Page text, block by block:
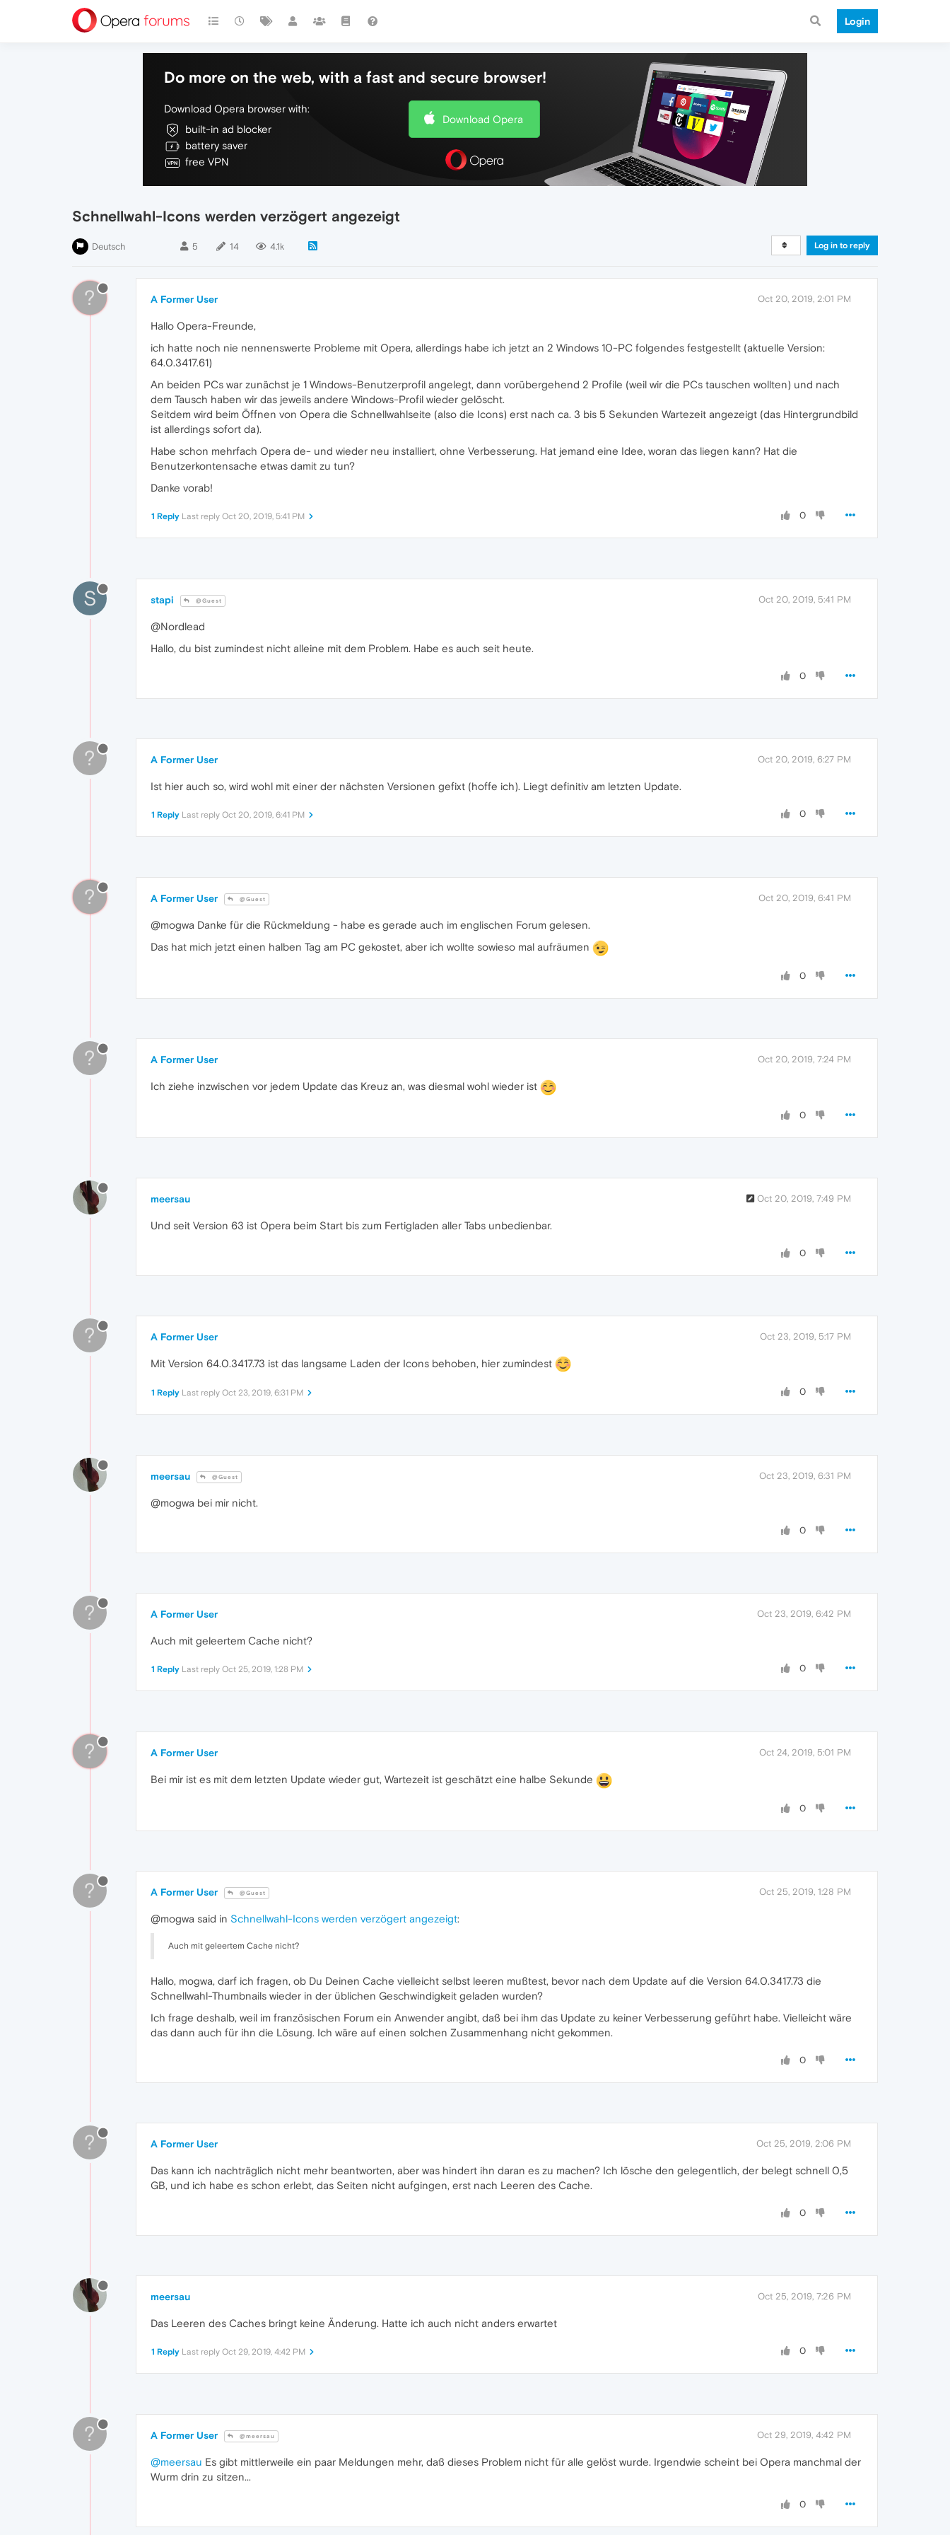
Login
Do more on the web, with a fast and secure browser!
Download Opera browser with:
built-in ad blocker
battery saver
free VPN
Download Opera
Schnellwahl-Icons werden verzögert angezeigt
Deutsch 5 14 4.1k Log in to reply
? A Former User Oct 20, 2019, 2:01 PM
Hallo Opera-Freunde,
ich hatte noch nie nennenswerte Probleme mit Opera, allerdings habe ich jetzt an 2 Windows 10-PC folgendes festgestellt (aktuelle Version:
64.0.3417.61)
An beiden PCs war zunächst je 1 Windows-Benutzerprofil angelegt, dann vorübergehend 2 Profile (weil wir die PCs tauschen wollten) und nach
dem Tausch haben wir das jeweils andere Windows-Profil wieder gelöscht.
Seitdem wird beim Öffnen von Opera die Schnellwahlseite (also die Icons) erst nach ca. 3 bis 5 Sekunden Wartezeit angezeigt (das Hintergrundbild
ist allerdings sofort da).
Habe schon mehrfach Opera de- und wieder neu installiert, ohne Verbesserung. Hat jemand eine Idee, woran das liegen kann? Hat die
Benutzerkontensache etwas damit zu tun?
Danke vorab!
0
1 Reply Last reply Oct 20, 2019, 5:41 PM
S stapi @Guest Oct 20, 2019, 5:41 PM
@Nordlead
Hallo, du bist zumindest nicht alleine mit dem Problem. Habe es auch seit heute.
0
? A Former User Oct 20, 2019, 6:27 PM
Ist hier auch so, wird wohl mit einer der nächsten Versionen gefixt (hoffe ich). Liegt definitiv am letzten Update.
0
1 Reply Last reply Oct 20, 2019, 6:41 PM
? A Former User @Guest Oct 20, 2019, 6:41 PM
@mogwa Danke für die Rückmeldung - habe es gerade auch im englischen Forum gelesen.
Das hat mich jetzt einen halben Tag am PC gekostet, aber ich wollte sowieso mal aufräumen
0
? A Former User Oct 20, 2019, 7:24 PM
Ich ziehe inzwischen vor jedem Update das Kreuz an, was diesmal wohl wieder ist
0
meersau Oct 20, 2019, 7:49 PM
Und seit Version 63 ist Opera beim Start bis zum Fertigladen aller Tabs unbedienbar.
0
? A Former User Oct 23, 2019, 5:17 PM
Mit Version 64.0.3417.73 ist das langsame Laden der Icons behoben, hier zumindest
0
1 Reply Last reply Oct 23, 2019, 6:31 PM
meersau @Guest Oct 23, 2019, 6:31 PM
@mogwa bei mir nicht.
0
? A Former User Oct 23, 2019, 6:42 PM
Auch mit geleertem Cache nicht?
0
1 Reply Last reply Oct 25, 2019, 1:28 PM
? A Former User Oct 24, 2019, 5:01 PM
Bei mir ist es mit dem letzten Update wieder gut, Wartezeit ist geschätzt eine halbe Sekunde
0
? A Former User @Guest Oct 25, 2019, 1:28 PM
@mogwa said in Schnellwahl-Icons werden verzögert angezeigt:
Auch mit geleertem Cache nicht?
Hallo, mogwa, darf ich fragen, ob Du Deinen Cache vielleicht selbst leeren mußtest, bevor nach dem Update auf die Version 64.0.3417.73 die
Schnellwahl-Thumbnails wieder in der üblichen Geschwindigkeit geladen wurden?
Ich frage deshalb, weil im französischen Forum ein Anwender angibt, daß bei ihm das Update zu keiner Verbesserung geführt habe. Vielleicht wäre
das dann auch für ihn die Lösung. Ich wäre auf einen solchen Zusammenhang nicht gekommen.
0
? A Former User Oct 25, 2019, 2:06 PM
Das kann ich nachträglich nicht mehr beantworten, aber was hindert ihn daran es zu machen? Ich lösche den gelegentlich, der belegt schnell 0,5
GB, und ich habe es schon erlebt, das Seiten nicht aufgingen, erst nach Leeren des Cache.
0
meersau Oct 25, 2019, 7:26 PM
Das Leeren des Caches bringt keine Änderung. Hatte ich auch nicht anders erwartet
0
1 Reply Last reply Oct 29, 2019, 4:42 PM
? A Former User @meersau Oct 29, 2019, 4:42 PM
@meersau Es gibt mittlerweile ein paar Meldungen mehr, daß dieses Problem nicht für alle gelöst wurde. Irgendwie scheint bei Opera manchmal der
Wurm drin zu sitzen...
0